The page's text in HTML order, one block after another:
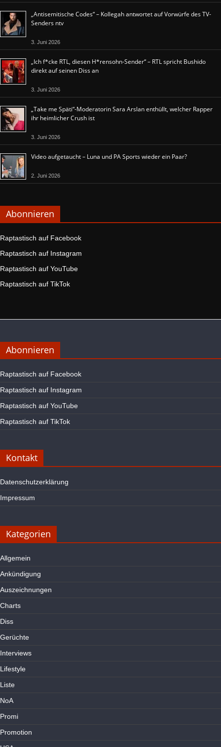
„Antisemitische Codes“ – Kollegah antwortet auf Vorwürfe des TV-
Senders ntv
3. Juni 2026
„Ich f*cke RTL, diesen H*rensohn-Sender“ – RTL spricht Bushido
direkt auf seinen Diss an
3. Juni 2026
„Take me Späti“-Moderatorin Sara Arslan enthüllt, welcher Rapper
ihr heimlicher Crush ist
3. Juni 2026
Video aufgetaucht – Luna und PA Sports wieder ein Paar?
2. Juni 2026
Abonnieren
Raptastisch auf Facebook
Raptastisch auf Instagram
Raptastisch auf YouTube
Raptastisch auf TikTok
Abonnieren
Raptastisch auf Facebook
Raptastisch auf Instagram
Raptastisch auf YouTube
Raptastisch auf TikTok
Kontakt
Datenschutzerklärung
Impressum
Kategorien
Allgemein
Ankündigung
Auszeichnungen
Charts
Diss
Gerüchte
Interviews
Lifestyle
Liste
NoA
Promi
Promotion